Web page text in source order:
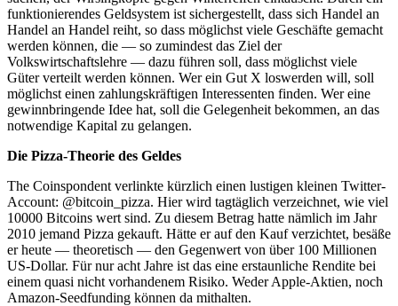
funktionierendes Geldsystem ist sichergestellt, dass sich Handel an
Handel an Handel reiht, so dass möglichst viele Geschäfte gemacht
werden können, die — so zumindest das Ziel der
Volkswirtschaftslehre — dazu führen soll, dass möglichst viele
Güter verteilt werden können. Wer ein Gut X loswerden will, soll
möglichst einen zahlungskräftigen Interessenten finden. Wer eine
gewinnbringende Idee hat, soll die Gelegenheit bekommen, an das
notwendige Kapital zu gelangen.
Die Pizza-Theorie des Geldes
The Coinspondent verlinkte kürzlich einen lustigen kleinen Twitter-
Account: @bitcoin_pizza. Hier wird tagtäglich verzeichnet, wie viel
10000 Bitcoins wert sind. Zu diesem Betrag hatte nämlich im Jahr
2010 jemand Pizza gekauft. Hätte er auf den Kauf verzichtet, besäße
er heute — theoretisch — den Gegenwert von über 100 Millionen
US-Dollar. Für nur acht Jahre ist das eine erstaunliche Rendite bei
einem quasi nicht vorhandenem Risiko. Weder Apple-Aktien, noch
Amazon-Seedfunding können da mithalten.